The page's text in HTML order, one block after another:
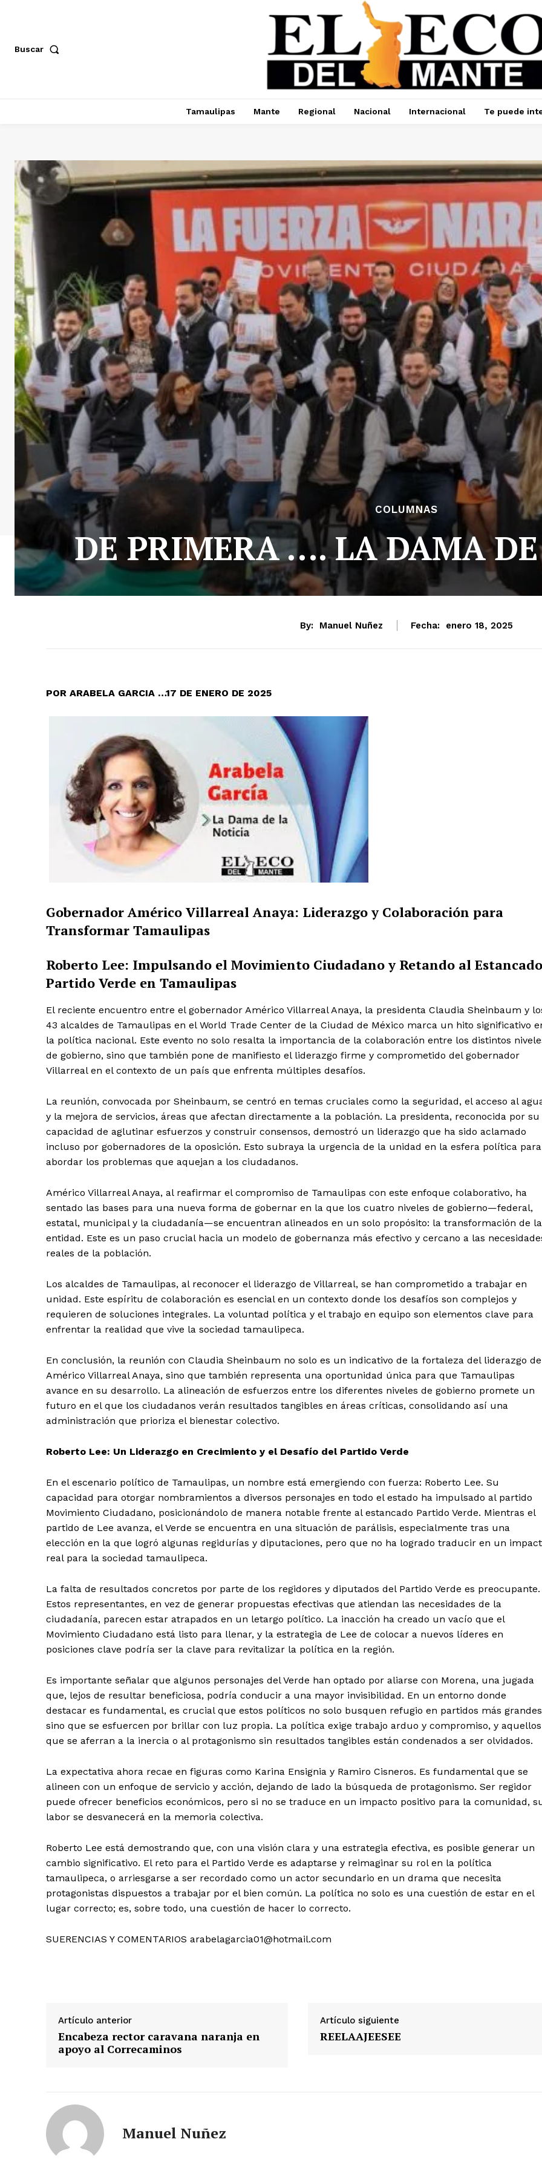
Buscar
Tamaulipas Mante Regional Nacional Internacional Te puede
COLUMNAS
DE PRIMERA …. LA DAMA
By: Manuel Nuñez Fecha: enero 18, 2025
POR ARABELA GARCIA …17 DE ENERO DE 2025
Gobernador Américo Villarreal Anaya: Liderazgo y Colaboración para
Transformar Tamaulipas
Roberto Lee: Impulsando el Movimiento Ciudadano y Retando al Estancado
Partido Verde en Tamaulipas
El reciente encuentro entre el gobernador Américo Villarreal Anaya, la presidenta Claudia Sheinbaum y
43 alcaldes de Tamaulipas en el World Trade Center de la Ciudad de México marca un hito significativo
la política nacional. Este evento no solo resalta la importancia de la colaboración entre los distintos
de gobierno, sino que también pone de manifiesto el liderazgo firme y comprometido del gobernador
Villarreal en el contexto de un país que enfrenta múltiples desafíos.
La reunión, convocada por Sheinbaum, se centró en temas cruciales como la seguridad, el acceso al
y la mejora de servicios, áreas que afectan directamente a la población. La presidenta, reconocida por su
capacidad de aglutinar esfuerzos y construir consensos, demostró un liderazgo que ha sido aclamado
incluso por gobernadores de la oposición. Esto subraya la urgencia de la unidad en la esfera política para
abordar los problemas que aquejan a los ciudadanos.
Américo Villarreal Anaya, al reafirmar el compromiso de Tamaulipas con este enfoque colaborativo, ha
sentado las bases para una nueva forma de gobernar en la que los cuatro niveles de gobierno—federal,
estatal, municipal y la ciudadanía—se encuentran alineados en un solo propósito: la transformación de la
entidad. Este es un paso crucial hacia un modelo de gobernanza más efectivo y cercano a las
reales de la población.
Los alcaldes de Tamaulipas, al reconocer el liderazgo de Villarreal, se han comprometido a trabajar en
unidad. Este espíritu de colaboración es esencial en un contexto donde los desafíos son complejos y
requieren de soluciones integrales. La voluntad política y el trabajo en equipo son elementos clave para
enfrentar la realidad que vive la sociedad tamaulipeca.
En conclusión, la reunión con Claudia Sheinbaum no solo es un indicativo de la fortaleza del liderazgo de
Américo Villarreal Anaya, sino que también representa una oportunidad única para que Tamaulipas
avance en su desarrollo. La alineación de esfuerzos entre los diferentes niveles de gobierno promete un
futuro en el que los ciudadanos verán resultados tangibles en áreas críticas, consolidando así una
administración que prioriza el bienestar colectivo.
Roberto Lee: Un Liderazgo en Crecimiento y el Desafío del Partido Verde
En el escenario político de Tamaulipas, un nombre está emergiendo con fuerza: Roberto Lee. Su
capacidad para otorgar nombramientos a diversos personajes en todo el estado ha impulsado al partido
Movimiento Ciudadano, posicionándolo de manera notable frente al estancado Partido Verde. Mientras el
partido de Lee avanza, el Verde se encuentra en una situación de parálisis, especialmente tras una
elección en la que logró algunas regidurías y diputaciones, pero que no ha logrado traducir en un
real para la sociedad tamaulipeca.
La falta de resultados concretos por parte de los regidores y diputados del Partido Verde es preocupante.
Estos representantes, en vez de generar propuestas efectivas que atiendan las necesidades de la
ciudadanía, parecen estar atrapados en un letargo político. La inacción ha creado un vacío que el
Movimiento Ciudadano está listo para llenar, y la estrategia de Lee de colocar a nuevos líderes en
posiciones clave podría ser la clave para revitalizar la política en la región.
Es importante señalar que algunos personajes del Verde han optado por aliarse con Morena, una jugada
que, lejos de resultar beneficiosa, podría conducir a una mayor invisibilidad. En un entorno donde
destacar es fundamental, es crucial que estos políticos no solo busquen refugio en partidos más
sino que se esfuercen por brillar con luz propia. La política exige trabajo arduo y compromiso, y aquellos
que se aferran a la inercia o al protagonismo sin resultados tangibles están condenados a ser olvidados.
La expectativa ahora recae en figuras como Karina Ensignia y Ramiro Cisneros. Es fundamental que se
alineen con un enfoque de servicio y acción, dejando de lado la búsqueda de protagonismo. Ser regidor
puede ofrecer beneficios económicos, pero si no se traduce en un impacto positivo para la comunidad,
labor se desvanecerá en la memoria colectiva.
Roberto Lee está demostrando que, con una visión clara y una estrategia efectiva, es posible generar un
cambio significativo. El reto para el Partido Verde es adaptarse y reimaginar su rol en la política
tamaulipeca, o arriesgarse a ser recordado como un actor secundario en un drama que necesita
protagonistas dispuestos a trabajar por el bien común. La política no solo es una cuestión de estar en el
lugar correcto; es, sobre todo, una cuestión de hacer lo correcto.
SUERENCIAS Y COMENTARIOS arabelagarcia01@hotmail.com
Artículo anterior
Encabeza rector caravana naranja en
apoyo al Correcaminos
Artículo siguiente
REELAAJEESEE
Manuel Nuñez